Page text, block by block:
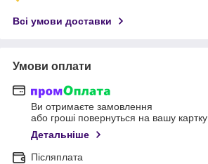
Всі умови доставки
Умови оплати
Ви отримаєте замовлення
або гроші повернуться на вашу картку
Детальніше
Післяплата